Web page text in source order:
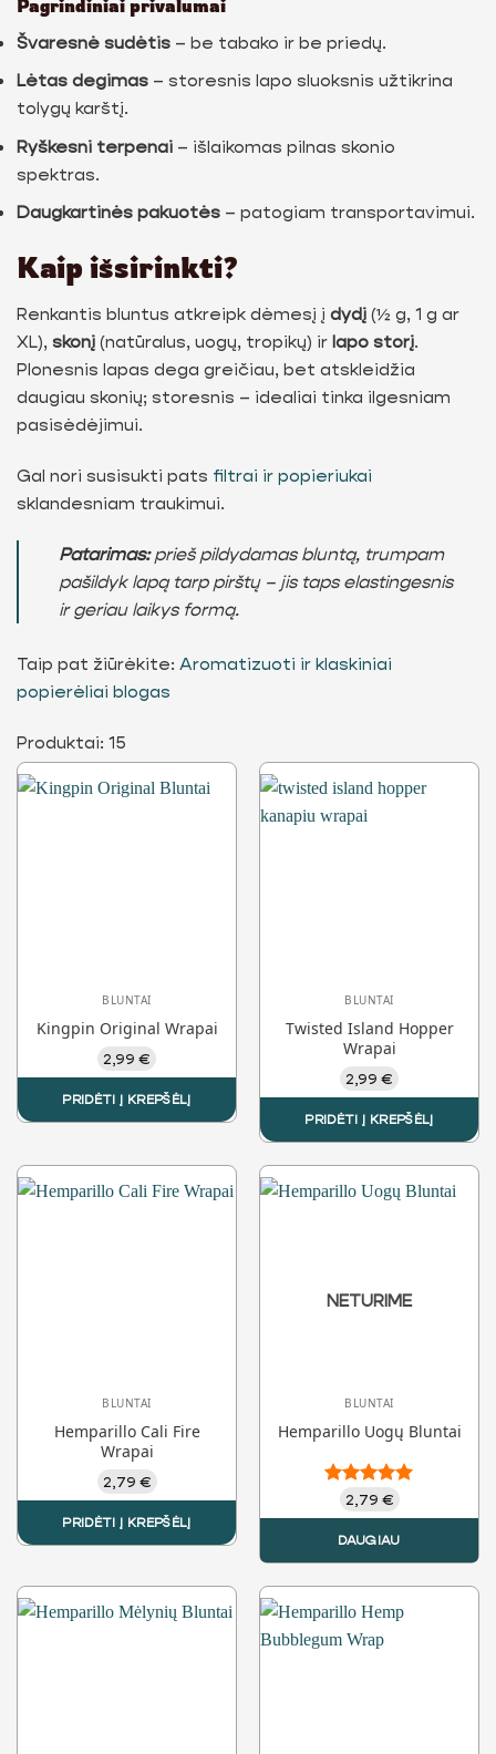
Pagrindiniai privalumai
Švaresnė sudėtis – be tabako ir be priedų.
Lėtas degimas – storesnis lapo sluoksnis užtikrina
tolygų karštį.
Ryškesni terpenai – išlaikomas pilnas skonio
spektras.
Daugkartinės pakuotės – patogiam transportavimui.
Kaip išsirinkti?
Renkantis bluntus atkreipk dėmesį į dydį(½ g, 1 g ar
XL),skonį(natūralus, uogų, tropikų) irlapo storį.
Plonesnis lapas dega greičiau, bet atskleidžia
daugiau skonių; storesnis – idealiai tinka ilgesniam
pasisėdėjimui.
Gal nori susisukti pats filtrai ir popieriukai
sklandesniam traukimui.
Patarimas:prieš pildydamas bluntą, trumpam
pašildyk lapą tarp pirštų – jis taps elastingesnis
ir geriau laikys formą.
Taip pat žiūrėkite: Aromatizuoti ir klaskiniai
popierėliai blogas
Produktai: 15
BLUNTAI
Kingpin Original Wrapai
2,99 €
PRIDĖTI Į KREPŠĖLĮ
BLUNTAI
Twisted Island Hopper
Wrapai
2,99 €
PRIDĖTI Į KREPŠĖLĮ
BLUNTAI
Hemparillo Cali Fire
Wrapai
2,79 €
PRIDĖTI Į KREPŠĖLĮ
NETURIME
BLUNTAI
Hemparillo Uogų Bluntai
Įvertinimas:
5.00iš 5
2,79 €
DAUGIAU